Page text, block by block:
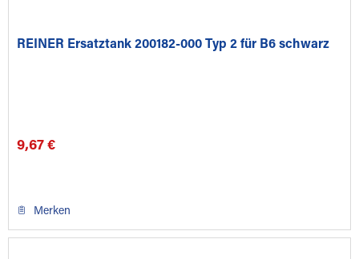
REINER Ersatztank 200182-000 Typ 2 für B6 schwarz
9,67 €
Merken